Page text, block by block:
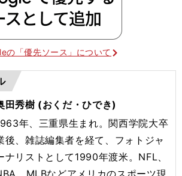
の「優先ソース」について
田秀樹 (おくだ・ひでき)
年、三重県生まれ。関西学院大卒
後、雑誌編集者を経て、フォトジャ
ナリストとして1990年渡米。NFL、
、MLBなどアメリカのスポーツ現